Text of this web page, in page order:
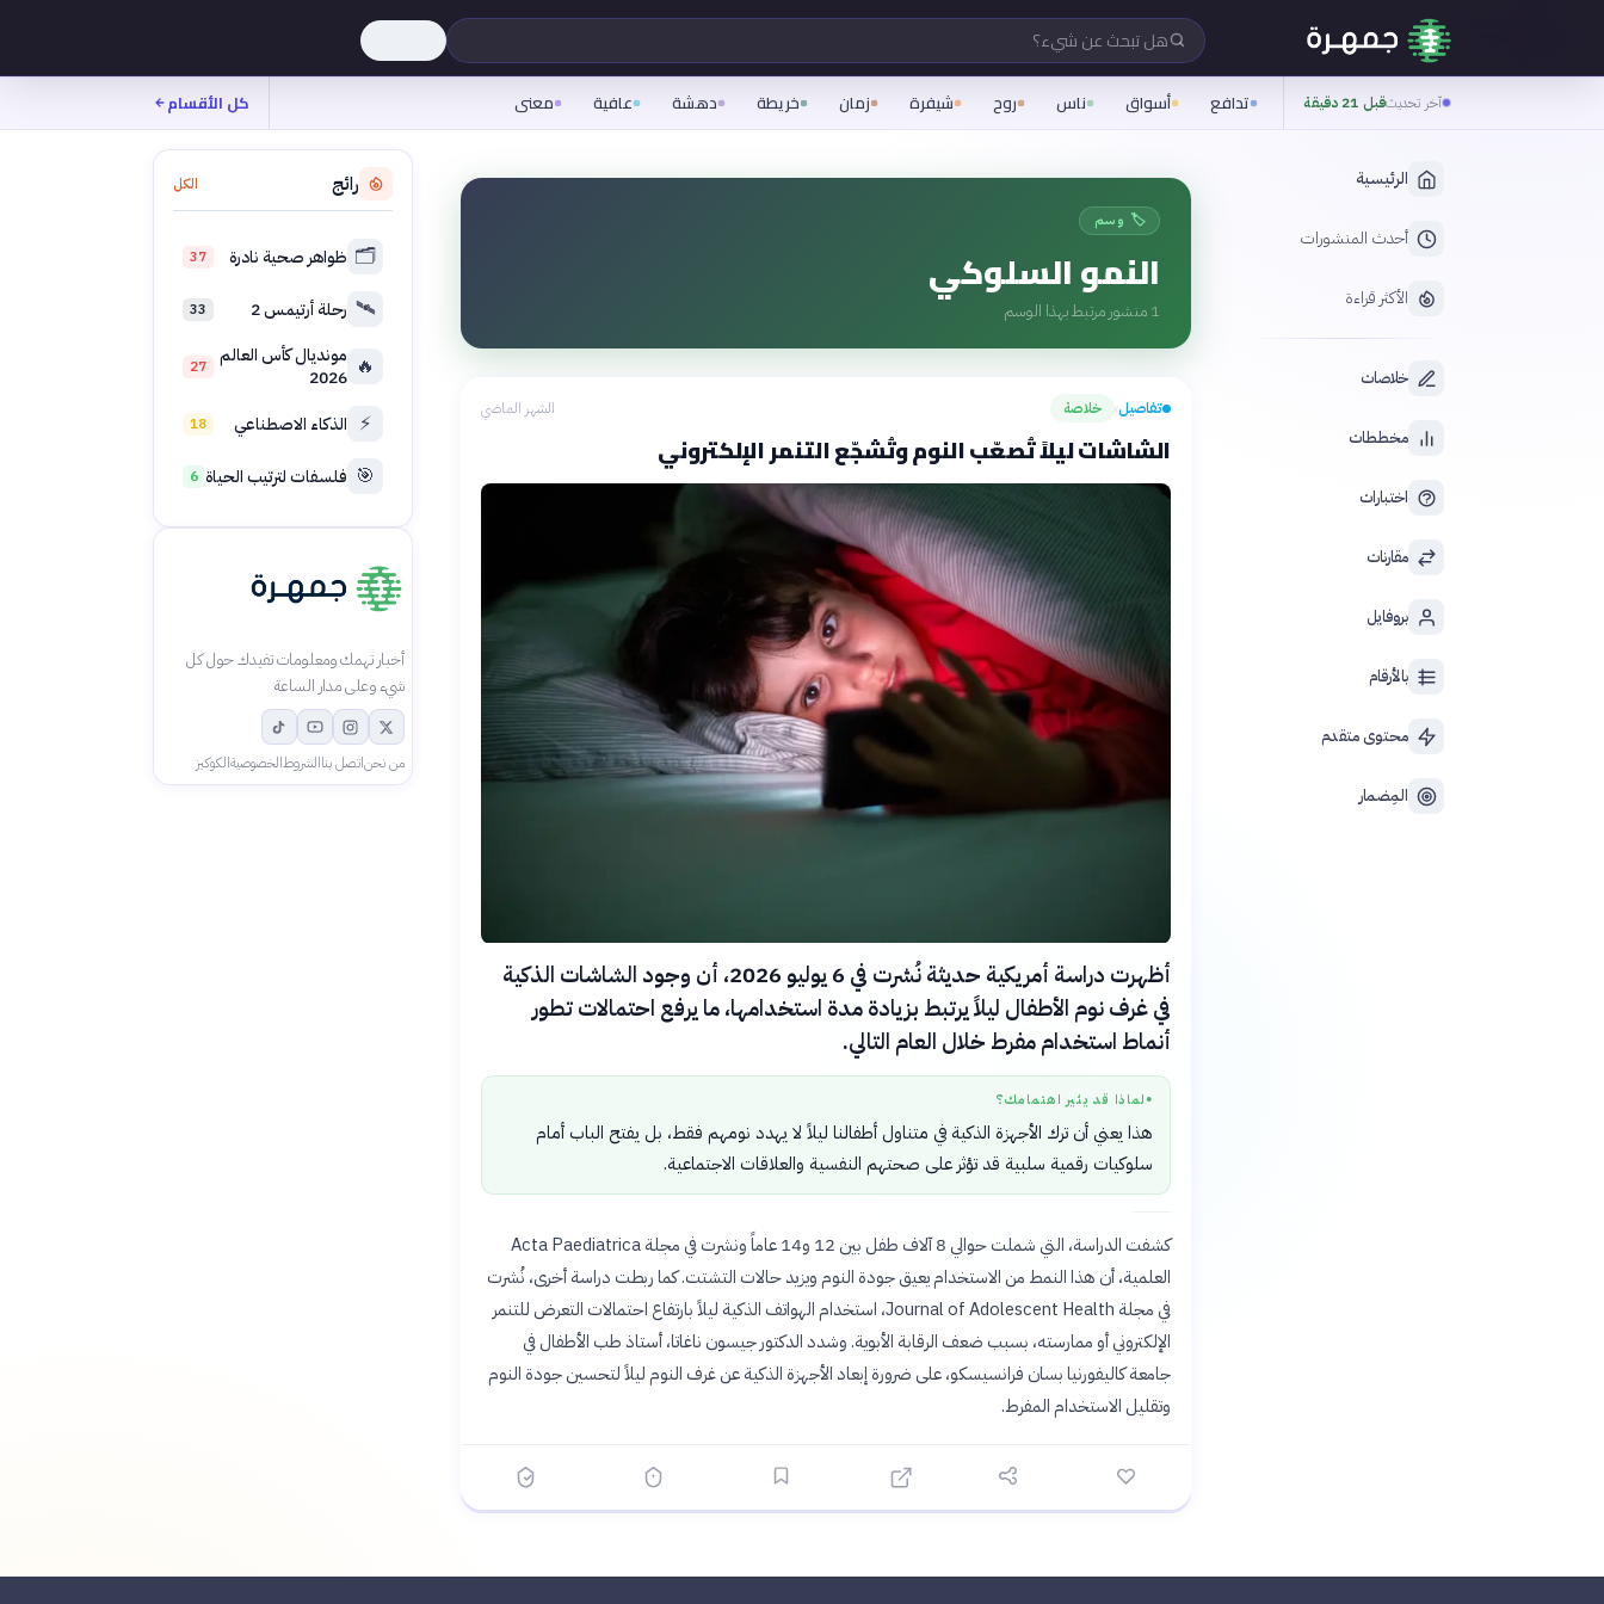
هل تبحث عن شيء؟
آخر تحديثقبل 21 دقيقة تدافع أسواق ناس روح شيفرة زمان خريطة دهشة عافية معنى كل الأقسام
الرئيسية
أحدث المنشورات
الأكثر قراءة
خلاصات
مخططات
اختبارات
مقارنات
بروفايل
بالأرقام
محتوى متقدم
المِضمار
🏷️ وسم
النمو السلوكي
1 منشور مرتبط بهذا الوسم
تفاصيل› خلاصة الشهر الماضي
الشاشات ليلاً تُصعّب النوم وتُشجّع التنمر الإلكتروني
أظهرت دراسة أمريكية حديثة نُشرت في 6 يوليو 2026، أن وجود الشاشات الذكية
في غرف نوم الأطفال ليلاً يرتبط بزيادة مدة استخدامها، ما يرفع احتمالات تطور
أنماط استخدام مفرط خلال العام التالي.
● لماذا قد يثير اهتمامك؟
هذا يعني أن ترك الأجهزة الذكية في متناول أطفالنا ليلاً لا يهدد نومهم فقط، بل يفتح الباب أمام
سلوكيات رقمية سلبية قد تؤثر على صحتهم النفسية والعلاقات الاجتماعية.
كشفت الدراسة، التي شملت حوالي 8 آلاف طفل بين 12 و14 عاماً ونشرت في مجلة Acta Paediatrica
العلمية، أن هذا النمط من الاستخدام يعيق جودة النوم ويزيد حالات التشتت. كما ربطت دراسة أخرى، نُشرت
في مجلة Journal of Adolescent Health، استخدام الهواتف الذكية ليلاً بارتفاع احتمالات التعرض للتنمر
الإلكتروني أو ممارسته، بسبب ضعف الرقابة الأبوية. وشدد الدكتور جيسون ناغاتا، أستاذ طب الأطفال في
جامعة كاليفورنيا بسان فرانسيسكو، على ضرورة إبعاد الأجهزة الذكية عن غرف النوم ليلاً لتحسين جودة النوم
وتقليل الاستخدام المفرط.
رائج الكل
🗂️ ظواهر صحية نادرة 37
🛰️ رحلة أرتيمس 2 33
🔥 مونديال كأس العالم
2026
27
⚡ الذكاء الاصطناعي 18
🎯 فلسفات لترتيب الحياة 6
أخبار تهمك ومعلومات تفيدك حول كل
شيء وعلى مدار الساعة
من نحناتصل بناالشروطالخصوصيةالكوكيز